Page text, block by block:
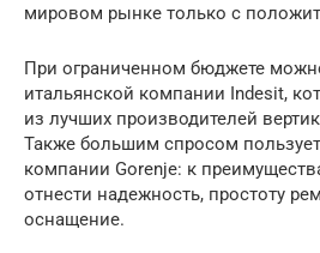
мировом рынке только с
При ограниченном бюджете
итальянской компании Indesit,
из лучших производителей
Также большим спросом
компании Gorenje: к
отнести надежность, простоту
оснащение.